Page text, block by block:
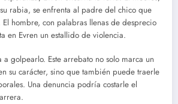
rabia, se enfrenta al padre del chico que
hombre, con palabras llenas de desprecio
en Evren un estallido de violencia.
a golpearlo. Este arrebato no solo marca un
su carácter, sino que también puede traerle
Una denuncia podría costarle el